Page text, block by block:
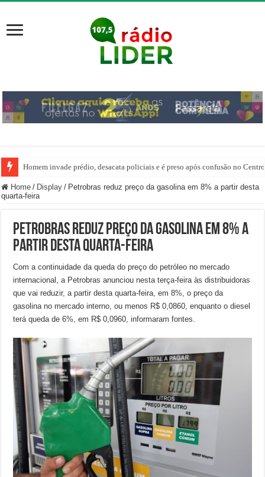
Homem invade prédio, desacata policiais e é preso após confusão no
Home / Display / Petrobras reduz preço da gasolina em 8% a partir desta
quarta-feira
Petrobras reduz preço da gasolina em 8% a
partir desta quarta-feira
Com a continuidade da queda do preço do petróleo no mercado
internacional, a Petrobras anunciou nesta terça-feira às distribuidoras
que vai reduzir, a partir desta quarta-feira, em 8%, o preço da
gasolina no mercado interno, ou menos R$ 0,0860, enquanto o diesel
terá queda de 6%, em R$ 0,0960, informaram fontes.